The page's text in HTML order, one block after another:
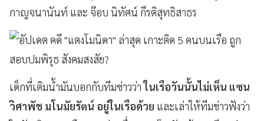
กาญจนานันท์ และ จ๊อบ นิทัศน์ กีรติสุทธิสาธร
เด็กที่เติมน้ำมันบอกกับทีมข่าวว่าในเรือวันนั้นไม่เห็น แซน
วิศาพัช มโนมัยรัตน์ อยู่ในเรือด้วย และเล่าให้ทีมข่าวฟังว่า